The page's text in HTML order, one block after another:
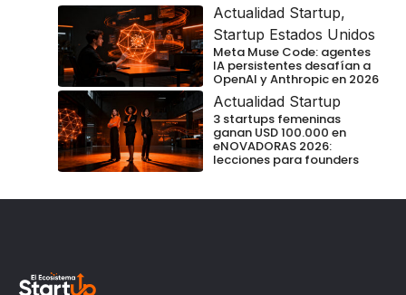
Actualidad Startup,
Startup Estados Unidos
Meta Muse Code: agentes
IA persistentes desafían a
OpenAI y Anthropic en 2026
Actualidad Startup
3 startups femeninas
ganan USD 100.000 en
eNOVADORAS 2026:
lecciones para founders